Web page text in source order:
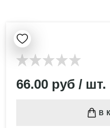
66.00 руб / шт.
В